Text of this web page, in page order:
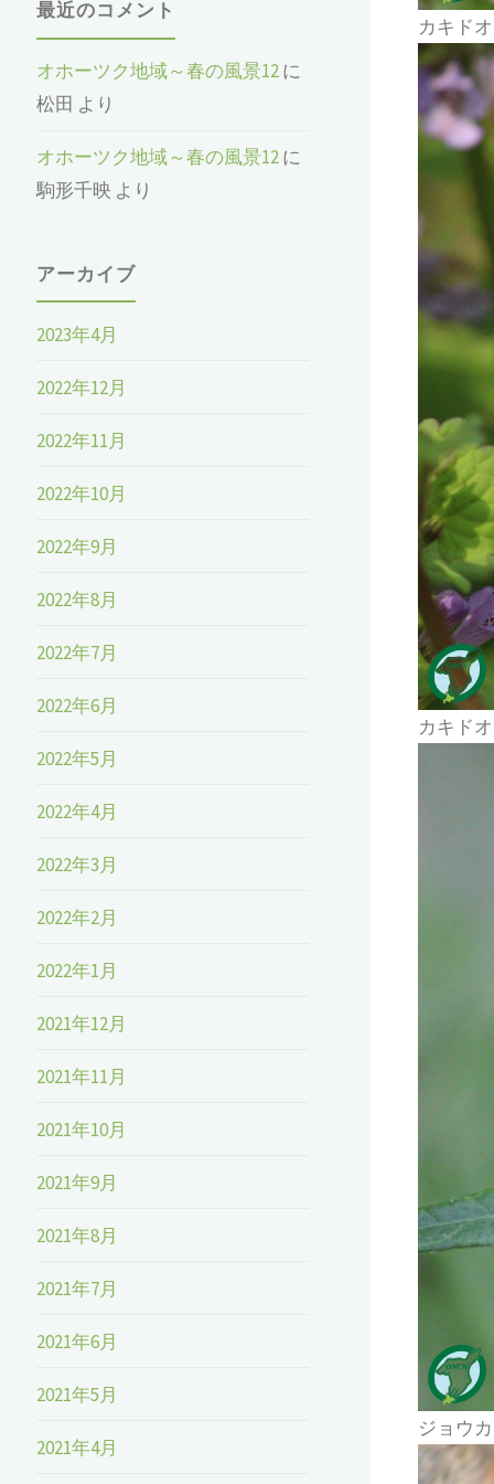
カキド
カキド
ジョウ
最近のコメント
オホーツク地域～春の風景12に
松田 より
オホーツク地域～春の風景12に
駒形千映 より
アーカイブ
2023年4月
2022年12月
2022年11月
2022年10月
2022年9月
2022年8月
2022年7月
2022年6月
2022年5月
2022年4月
2022年3月
2022年2月
2022年1月
2021年12月
2021年11月
2021年10月
2021年9月
2021年8月
2021年7月
2021年6月
2021年5月
2021年4月